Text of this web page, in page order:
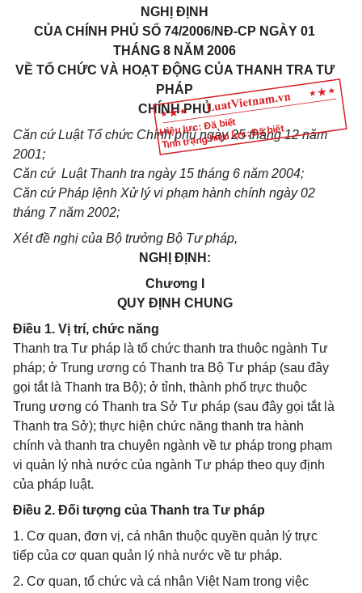
Hiệu lực: Đã biết
Tình trạng hiệu lực: Đã biết
NGHỊ ĐỊNH
CỦA CHÍNH PHỦ SỐ 74/2006/NĐ-CP NGÀY 01
THÁNG 8 NĂM 2006
VỀ TỔ CHỨC VÀ HOẠT ĐỘNG CỦA THANH TRA TƯ
PHÁP
CHÍNH PHỦ
Căn cứ Luật Tổ chức Chính phủ ngày 25 tháng 12 năm
2001;
Căn cứ Luật Thanh tra ngày 15 tháng 6 năm 2004;
Căn cứ Pháp lệnh Xử lý vi phạm hành chính ngày 02
tháng 7 năm 2002;
Xét đề nghị của Bộ trưởng Bộ Tư pháp,
NGHỊ ĐỊNH:
Chương I
QUY ĐỊNH CHUNG
Điều 1. Vị trí, chức năng
Thanh tra Tư pháp là tổ chức thanh tra thuộc ngành Tư
pháp; ở Trung ương có Thanh tra Bộ Tư pháp (sau đây
gọi tắt là Thanh tra Bộ); ở tỉnh, thành phố trực thuộc
Trung ương có Thanh tra Sở Tư pháp (sau đây gọi tắt là
Thanh tra Sở); thực hiện chức năng thanh tra hành
chính và thanh tra chuyên ngành về tư pháp trong phạm
vi quản lý nhà nước của ngành Tư pháp theo quy định
của pháp luật.
Điều 2. Đối tượng của Thanh tra Tư pháp
1. Cơ quan, đơn vị, cá nhân thuộc quyền quản lý trực
tiếp của cơ quan quản lý nhà nước về tư pháp.
2. Cơ quan, tổ chức và cá nhân Việt Nam trong việc